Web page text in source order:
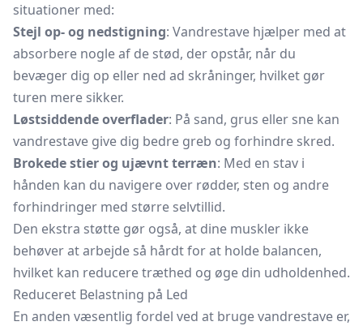
situationer med:
Stejl op- og nedstigning: Vandrestave hjælper med at
absorbere nogle af de stød, der opstår, når du
bevæger dig op eller ned ad skråninger, hvilket gør
turen mere sikker.
Løstsiddende overflader: På sand, grus eller sne kan
vandrestave give dig bedre greb og forhindre skred.
Brokede stier og ujævnt terræn: Med en stav i
hånden kan du navigere over rødder, sten og andre
forhindringer med større selvtillid.
Den ekstra støtte gør også, at dine muskler ikke
behøver at arbejde så hårdt for at holde balancen,
hvilket kan reducere træthed og øge din udholdenhed.
Reduceret Belastning på Led
En anden væsentlig fordel ved at bruge vandrestave er,